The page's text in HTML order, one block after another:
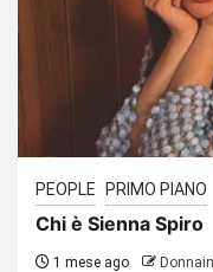
PEOPLE PRIMO PIANO
Chi è Sienna Spiro
1 mese ago